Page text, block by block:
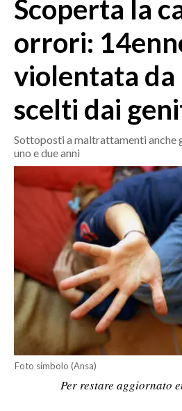
MEDIO CAMPIDANO
ORISTANO E PROVINCIA
SASSARI E PROVINCIA
GALLURA
NUORO E PROVINCIA
OGLIASTRA
CRONACA
ITALIA
ECONOMIA
SERVIZI ALLE IMPRESE
LAVORO
SPORT IN SARDEGNA
Scoperta la
orrori:
violentata da
scelti dai
Sottoposti a maltrattamenti
uno e due anni
Foto simbolo (Ansa)
Per restare aggiornato